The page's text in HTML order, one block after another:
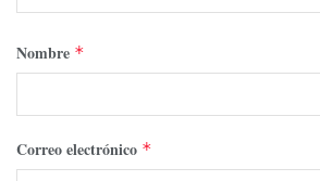
Nombre *
Correo electrónico *